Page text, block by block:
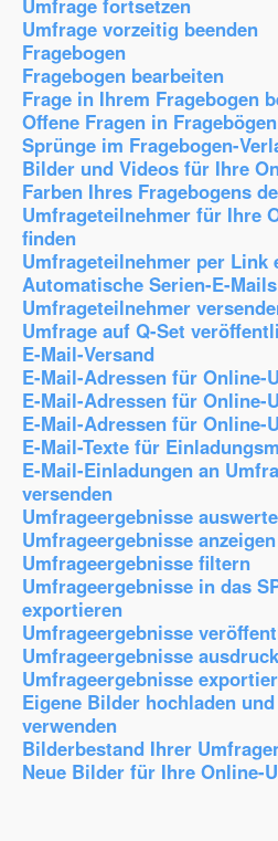
Umfrage fortsetzen
Umfrage vorzeitig beenden
Fragebogen
Fragebogen bearbeiten
Frage in Ihrem Fragebogen
Offene Fragen in Fragebögen
Sprünge im Fragebogen-
Bilder und Videos für Ihre
Farben Ihres Fragebogens
Umfrageteilnehmer für Ihre
finden
Umfrageteilnehmer per Link
Automatische Serien-E-
Umfrageteilnehmer
Umfrage auf Q-Set
E-Mail-Versand
E-Mail-Adressen für Online-
E-Mail-Adressen für Online-
E-Mail-Adressen für Online-
E-Mail-Texte für
E-Mail-Einladungen an
versenden
Umfrageergebnisse
Umfrageergebnisse anzeigen
Umfrageergebnisse filtern
Umfrageergebnisse in das
exportieren
Umfrageergebnisse
Umfrageergebnisse
Umfrageergebnisse
Eigene Bilder hochladen
verwenden
Bilderbestand Ihrer
Neue Bilder für Ihre Online-